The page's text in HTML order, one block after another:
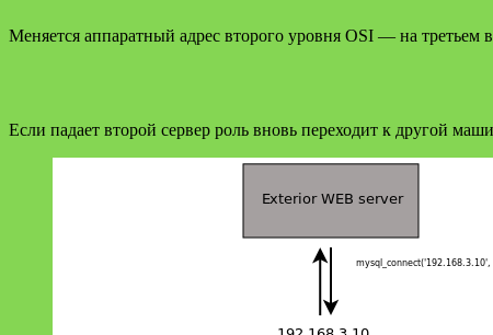
Меняется аппаратный адрес второго уровня OSI — на
Если падает второй сервер роль вновь переходит к другой